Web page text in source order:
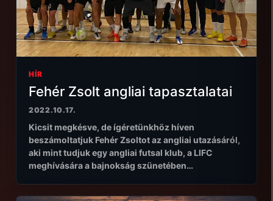
HÍR
Fehér Zsolt angliai tapasztalatai
2022.10.17.
Kicsit megkésve, de ígéretünkhöz híven
beszámoltatjuk Fehér Zsoltot az angliai utazásáról,
aki mint tudjuk egy angliai futsal klub, a LIFC
meghívására a bajnokság szünetében…